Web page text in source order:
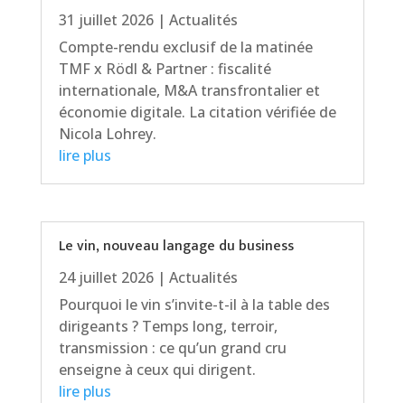
31 juillet 2026| Actualités
Compte-rendu exclusif de la matinée
TMF x Rödl & Partner : fiscalité
internationale, M&A transfrontalier et
économie digitale. La citation vérifiée de
Nicola Lohrey.
lire plus
Le vin, nouveau langage du business
24 juillet 2026| Actualités
Pourquoi le vin s’invite-t-il à la table des
dirigeants ? Temps long, terroir,
transmission : ce qu’un grand cru
enseigne à ceux qui dirigent.
lire plus